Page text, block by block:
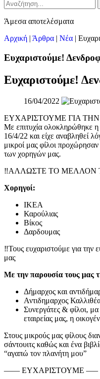
Άμεσα αποτελέσματα
Αρχική | Άρθρα | Νέα |
Ευχαριστούμε!
Ευχαριστούμε!
16/04/2022
ΕΥΧΑΡΙΣΤΟΥΜΕ ΓΙΑ
Με επιτυχία ολοκληρώθηκε
16/4/22 και είχε αναβληθεί
μικροί μας φίλοι
των χορηγών μας.
‼️ΑΛΛΩΣΤΕ ΤΟ ΜΕΛΛΟΝ
Χορηγοί:
ΙΚΕΑ
Καρούλιας
Βίκος
Δαρδουμας
‼️Τους ευχαριστούμε για την
μας
Με την παρουσία τους μας
Δήμαρχος και
Αντιδημαρχος
Συνεργάτες & φίλοι,
εταιρείας μας, η
Στους μικρούς μας φίλους
σάντουιτς καθώς και ένα
“αγαπώ τον πλανήτη μου”
—— ΕΥΧΑΡΙΣΤΟΥΜΕ —–